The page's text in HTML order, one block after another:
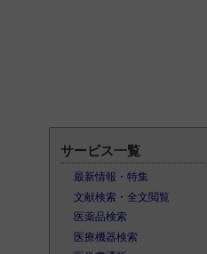
サービス一覧
最新情報・特集
文献検索・全文閲覧
医薬品検索
医療機器検索